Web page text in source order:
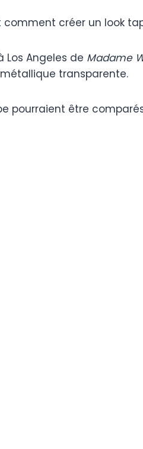
comment créer un look
Los Angeles de Madame
transparente.
pourraient être